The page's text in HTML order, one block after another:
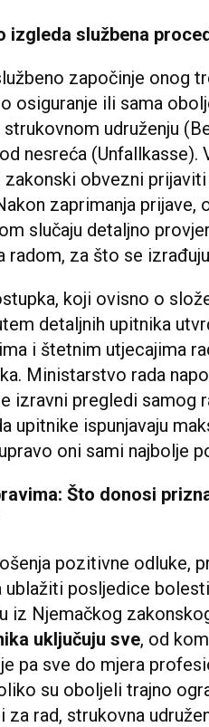
izgleda službena
započinje onog
osiguranje ili sama
strukovnom udruženju
nesreća (Unfallkasse).
obvezni
zaprimanja prijave,
slučaju detaljno
radom, za što se
koji ovisno o
detaljnih upitnika
i štetnim utjecajima
Ministarstvo rada
izravni pregledi samog
upitnike ispunjavaju
oni sami najbolje
Što donosi
pozitivne odluke,
ublažiti posljedice
iz Njemačkog
uključuju sve, od
pa sve do mjera
su oboljeli trajno
za rad, strukovna